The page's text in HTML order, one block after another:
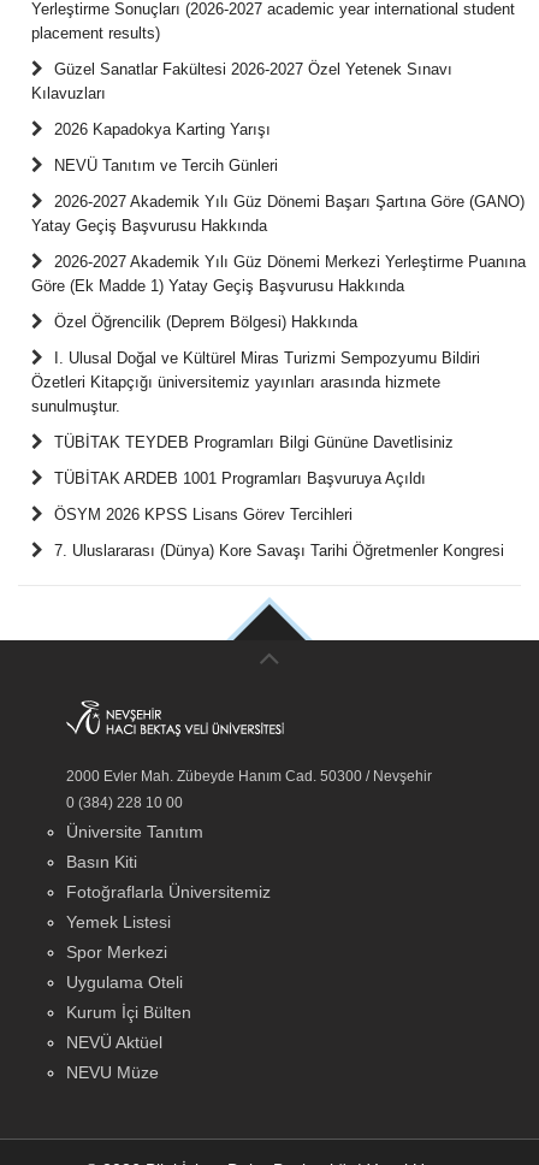
Yerleştirme Sonuçları (2026-2027 academic year international student
placement results)
Güzel Sanatlar Fakültesi 2026-2027 Özel Yetenek Sınavı
Kılavuzları
2026 Kapadokya Karting Yarışı
NEVÜ Tanıtım ve Tercih Günleri
2026-2027 Akademik Yılı Güz Dönemi Başarı Şartına Göre (GANO)
Yatay Geçiş Başvurusu Hakkında
2026-2027 Akademik Yılı Güz Dönemi Merkezi Yerleştirme Puanına
Göre (Ek Madde 1) Yatay Geçiş Başvurusu Hakkında
Özel Öğrencilik (Deprem Bölgesi) Hakkında
I. Ulusal Doğal ve Kültürel Miras Turizmi Sempozyumu Bildiri
Özetleri Kitapçığı üniversitemiz yayınları arasında hizmete
sunulmuştur.
TÜBİTAK TEYDEB Programları Bilgi Gününe Davetlisiniz
TÜBİTAK ARDEB 1001 Programları Başvuruya Açıldı
ÖSYM 2026 KPSS Lisans Görev Tercihleri
7. Uluslararası (Dünya) Kore Savaşı Tarihi Öğretmenler Kongresi
2000 Evler Mah. Zübeyde Hanım Cad. 50300 / Nevşehir
0 (384) 228 10 00
Üniversite Tanıtım
Basın Kiti
Fotoğraflarla Üniversitemiz
Yemek Listesi
Spor Merkezi
Uygulama Oteli
Kurum İçi Bülten
NEVÜ Aktüel
NEVU Müze